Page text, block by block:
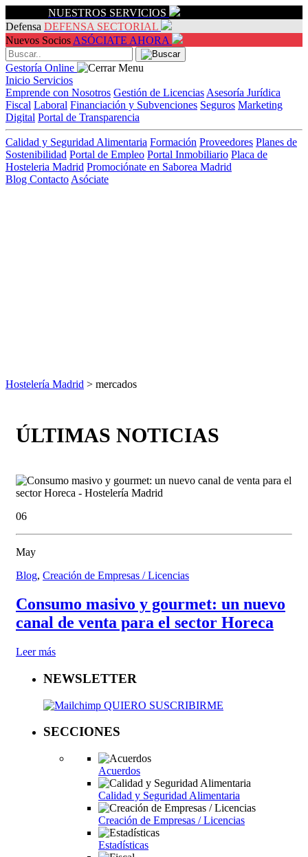
NUESTROS SERVICIOS
Defensa DEFENSA SECTORIAL
Nuevos Socios ASÓCIATE AHORA
Gestoría Online
Inicio Servicios
Emprende con Nosotros Gestión de Licencias Asesoría Jurídica
Fiscal Laboral Financiación y Subvenciones Seguros Marketing
Digital Portal de Transparencia
Calidad y Seguridad Alimentaria Formación Proveedores Planes de
Sostenibilidad Portal de Empleo Portal Inmobiliario Placa de
Hosteleria Madrid Promociónate en Saborea Madrid
Blog Contacto Asóciate
Hostelería Madrid > mercados
ÚLTIMAS NOTICIAS
06
May
Blog, Creación de Empresas / Licencias
Consumo masivo y gourmet: un nuevo
canal de venta para el sector Horeca
Leer más
NEWSLETTER
QUIERO SUSCRIBIRME
SECCIONES
Acuerdos
Calidad y Seguridad Alimentaria
Creación de Empresas / Licencias
Estadísticas